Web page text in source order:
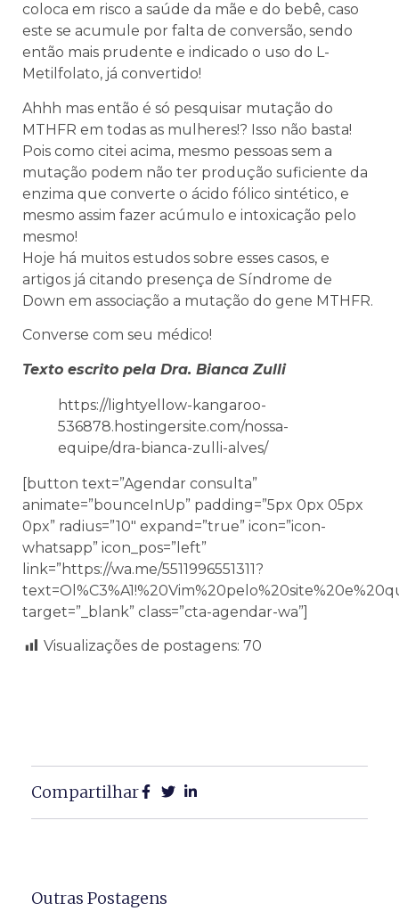
coloca em risco a saúde da mãe e do bebê, caso
este se acumule por falta de conversão, sendo
então mais prudente e indicado o uso do L-
Metilfolato, já convertido!
Ahhh mas então é só pesquisar mutação do
MTHFR em todas as mulheres!? Isso não basta!
Pois como citei acima, mesmo pessoas sem a
mutação podem não ter produção suficiente da
enzima que converte o ácido fólico sintético, e
mesmo assim fazer acúmulo e intoxicação pelo
mesmo!
Hoje há muitos estudos sobre esses casos, e
artigos já citando presença de Síndrome de
Down em associação a mutação do gene MTHFR.
Converse com seu médico!
Texto escrito pela Dra. Bianca Zulli
https://lightyellow-kangaroo-
536878.hostingersite.com/nossa-
equipe/dra-bianca-zulli-alves/
[button text=”Agendar consulta”
animate=”bounceInUp” padding=”5px 0px 05px
0px” radius=”10″ expand=”true” icon=”icon-
whatsapp” icon_pos=”left”
link=”https://wa.me/5511996551311?
target=”_blank” class=”cta-agendar-wa”]
Visualizações de postagens: 70
Compartilhar
Outras Postagens